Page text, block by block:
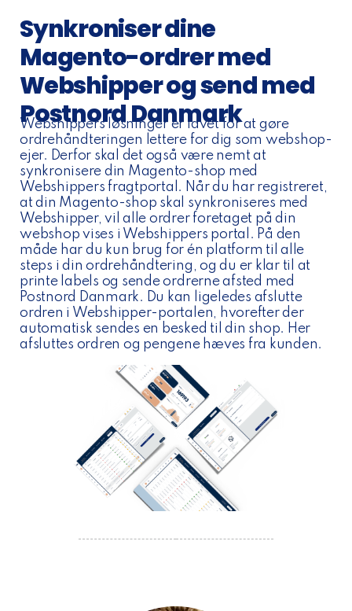
Synkroniser dine
Magento-ordrer med
Webshipper og send med
Postnord Danmark
Webshippers løsninger er lavet for at gøre
ordrehåndteringen lettere for dig som webshop-
ejer. Derfor skal det også være nemt at
synkronisere din Magento-shop med
Webshippers fragtportal. Når du har registreret,
at din Magento-shop skal synkroniseres med
Webshipper, vil alle ordrer foretaget på din
webshop vises i Webshippers portal. På den
måde har du kun brug for én platform til alle
steps i din ordrehåndtering, og du er klar til at
printe labels og sende ordrerne afsted med
Postnord Danmark. Du kan ligeledes afslutte
ordren i Webshipper-portalen, hvorefter der
automatisk sendes en besked til din shop. Her
afsluttes ordren og pengene hæves fra kunden.